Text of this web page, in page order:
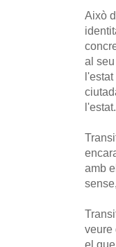
Això
al
l'estat.
amb
veure
el